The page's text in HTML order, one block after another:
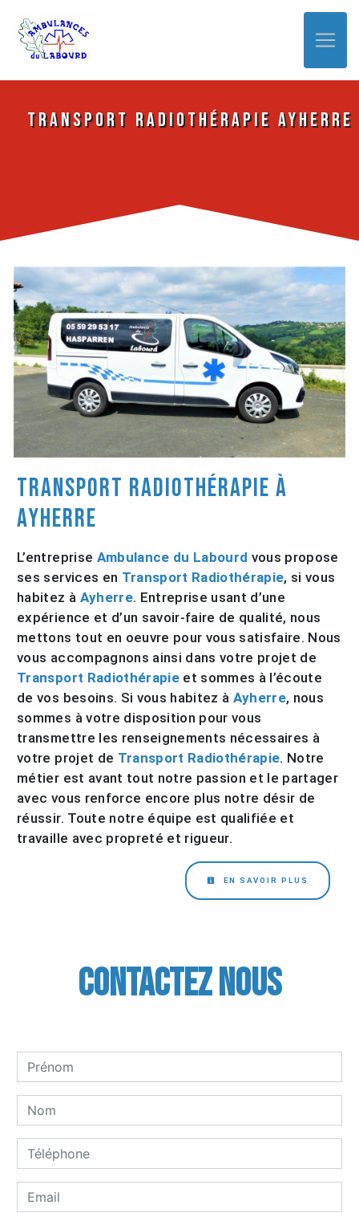
Transport Radiothérapie Ayherre
Transport Radiothérapie à
Ayherre
L’entreprise Ambulance du Labourd vous propose
ses services en Transport Radiothérapie, si vous
habitez à Ayherre. Entreprise usant d’une
expérience et d’un savoir-faire de qualité, nous
mettons tout en oeuvre pour vous satisfaire. Nous
vous accompagnons ainsi dans votre projet de
Transport Radiothérapieet sommes à l’écoute
de vos besoins. Si vous habitez à Ayherre, nous
sommes à votre disposition pour vous
transmettre les renseignements nécessaires à
votre projet de Transport Radiothérapie. Notre
métier est avant tout notre passion et le partager
avec vous renforce encore plus notre désir de
réussir. Toute notre équipe est qualifiée et
travaille avec propreté et rigueur.
EN SAVOIR PLUS
Contactez nous